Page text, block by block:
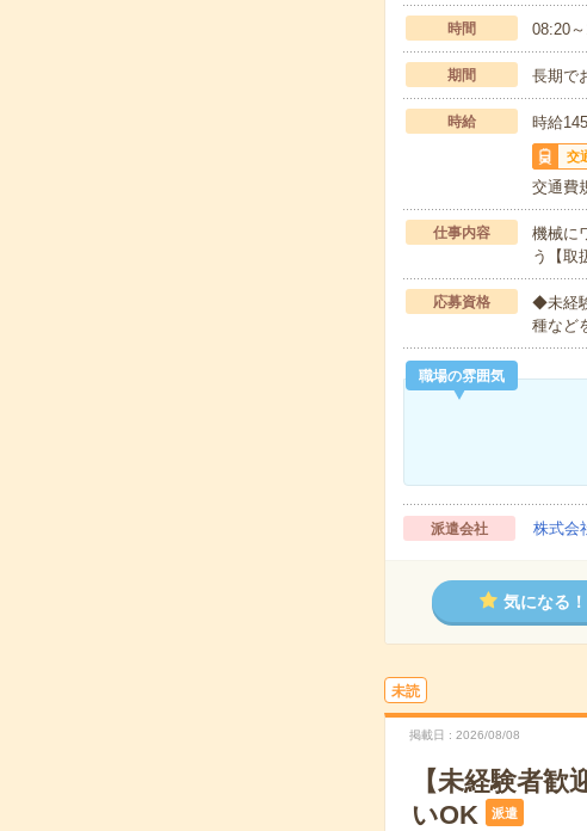
時間 08:20
期間 長期で
時給 時給
交
交通費
仕事内容
機械に
う【取
応募資格
◆未経
種など
職場の雰囲気
派遣会社 株式会
気になる！
未読
掲載日 2026/08/08
【未経験者
いOK
派遣